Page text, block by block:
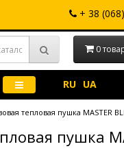
+ 38
0
RU UA
тепловая пушка MASTER
пушка